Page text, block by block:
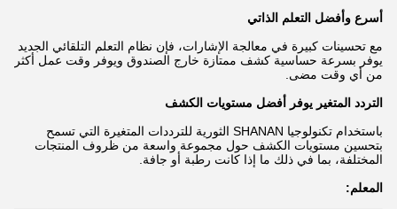
أسرع وأفضل التعلم الذاتي
مع تحسينات كبيرة في معالجة الإشارات، فإن نظام التعلم التلقائي الجديد
يوفر بسرعة حساسية كشف ممتازة خارج الصندوق ويوفر وقت عمل أكثر
من أي وقت مضى.
التردد المتغير يوفر أفضل مستويات الكشف
باستخدام تكنولوجيا SHANAN الثورية للترددات المتغيرة التي تسمح
بتحسين مستويات الكشف حول مجموعة واسعة من ظروف المنتجات
المختلفة، بما في ذلك ما إذا كانت رطبة أو جافة.
المعلم: